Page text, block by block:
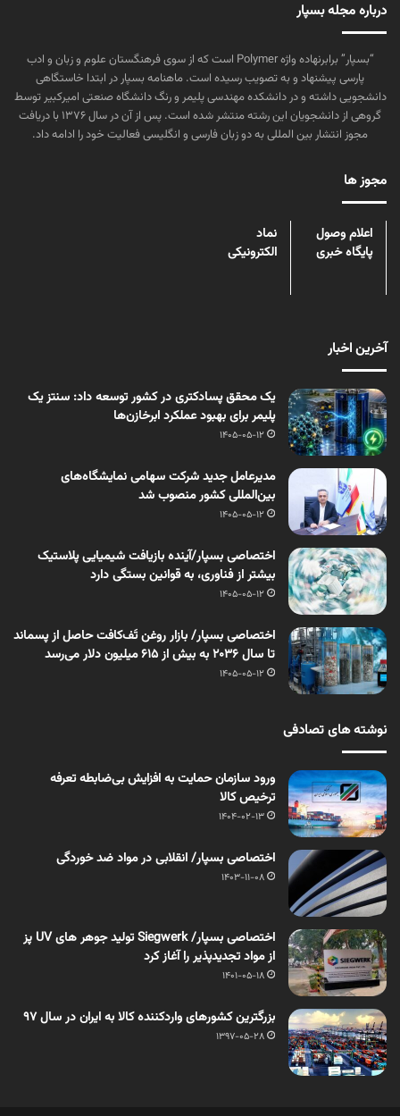
درباره مجله بسپار
“بسپار” برابرنهاده واژه Polymer است که از سوی فرهنگستان علوم و زبان و ادب
پارسی پیشنهاد و به تصویب رسیده است. ماهنامه بسپار در ابتدا خاستگاهی
دانشجویی داشته و در دانشکده مهندسی پلیمر و رنگ دانشگاه صنعتی امیرکبیر توسط
گروهی از دانشجویان این رشته منتشر شده است. پس از آن در سال ۱۳۷۶ با دریافت
مجوز انتشار بین المللی به دو زبان فارسی و انگلیسی فعالیت خود را ادامه داد.
مجوز ها
اعلام وصول
پایگاه خبری
نماد
الکترونیکی
آخرین اخبار
یک محقق پسادکتری در کشور توسعه داد: سنتز یک
پلیمر برای بهبود عملکرد ابرخازن‌ها
1405-05-12
مدیرعامل جدید شرکت سهامی نمایشگاه‌های
بین‌المللی کشور منصوب شد
1405-05-12
اختصاصی بسپار/آینده بازیافت شیمیایی پلاستیک
بیشتر از فناوری، به قوانین بستگی دارد
1405-05-12
اختصاصی بسپار/ بازار روغن تَف‌کافت حاصل از پسماند
تا سال ۲۰۳۶ به بیش از ۶۱۵ میلیون دلار می‌رسد
1405-05-12
نوشته های تصادفی
ورود سازمان حمایت به افزایش بی‌ضابطه تعرفه
ترخیص کالا
1404-02-13
اختصاصی بسپار/ انقلابی در مواد ضد خوردگی
1403-11-08
اختصاصی بسپار/ Siegwerk تولید جوهر های UV پز
از مواد تجدیدپذیر را آغاز کرد
1401-05-18
بزرگترین کشورهای واردکننده کالا به ایران در سال 97
1397-05-28